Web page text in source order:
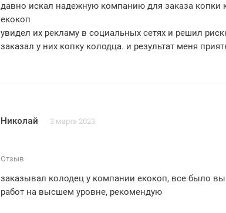
давно искал надежную компанию для заказа копки колодцев. и
екокоп
увидел их рекламу в социальных сетях и решил
заказал у них копку колодца. и результат меня приятно удивил. команда
рекомендую всем. кто ищет профессионалов в
Николай 3 марта 2023
Отзыв
заказывал колодец у компании екокоп, все было
работ на высшем уровне, рекомендую